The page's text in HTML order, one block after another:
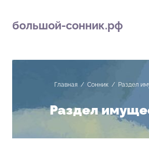
большой-сонник.рф
Главная/ Сонник/ Раздел
Раздел